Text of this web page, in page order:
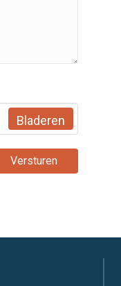
Bladeren
Versturen